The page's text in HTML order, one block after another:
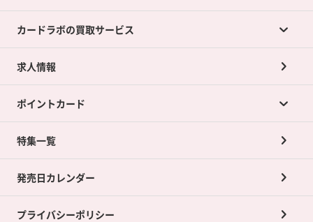
カードラボの買取サービス
カードラボの買取サービスTOP
店舗買取について
ネット買取について
買取承諾書について
求人情報
ポイントカード
ポイントカードTOP
ポイント交換景品
特集一覧
発売日カレンダー
プライバシーポリシー